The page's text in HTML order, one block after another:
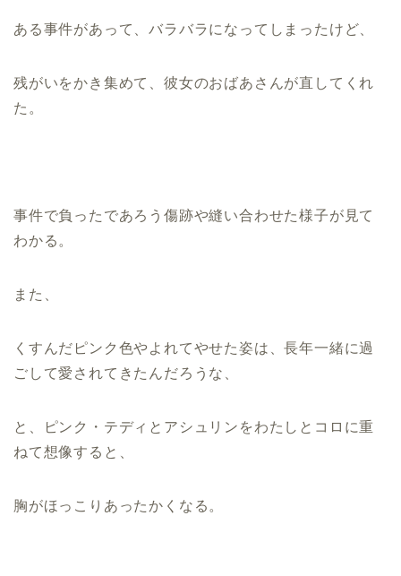
ある事件があって、バラバラになってしまったけど、
残がいをかき集めて、彼女のおばあさんが直してくれ
た。
事件で負ったであろう傷跡や縫い合わせた様子が見て
わかる。
また、
くすんだピンク色やよれてやせた姿は、長年一緒に過
ごして愛されてきたんだろうな、
と、ピンク・テディとアシュリンをわたしとコロに重
ねて想像すると、
胸がほっこりあったかくなる。